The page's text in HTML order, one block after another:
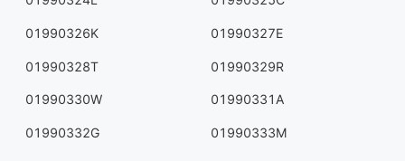
01990326K 01990327E
01990328T 01990329R
01990330W 01990331A
01990332G 01990333M